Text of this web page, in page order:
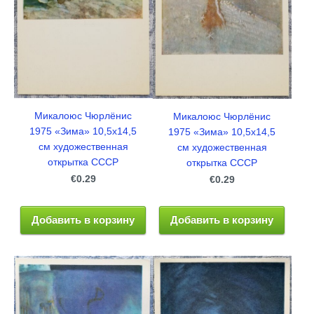
Микалоюс Чюрлёнис
1975 «Зима» 10,5x14,5
см художественная
открытка СССР
€0.29
Добавить в корзину
Микалоюс Чюрлёнис
1975 «Зима» 10,5x14,5
см художественная
открытка СССР
€0.29
Добавить в корзину